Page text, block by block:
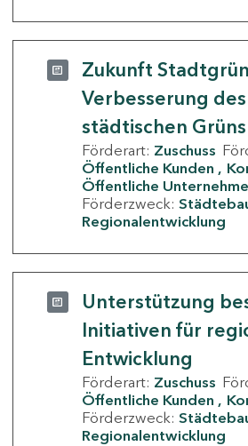
Zukunft
Verbesserung des
städtischen Grüns
Förderart: Zuschuss
Öffentliche Kunden
Öffentliche
Förderzweck:
Regionalentwicklung
Unterstützung
Initiativen für
Entwicklung
Förderart: Zuschuss
Öffentliche Kunden
Förderzweck:
Regionalentwicklung